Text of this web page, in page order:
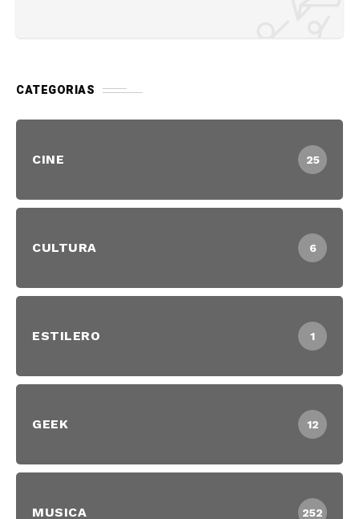
CATEGORIAS
CINE 25
CULTURA 6
ESTILERO 1
GEEK 12
MUSICA 252